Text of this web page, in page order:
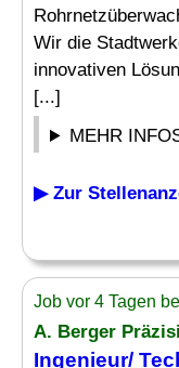
Wir die
innovativen
[...]
MEHR
▶ Zur
Job vor 4 Tagen
A. Berger
Ingenieur/